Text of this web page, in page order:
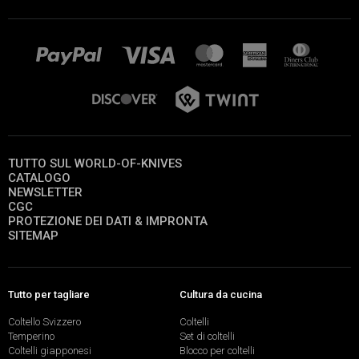
TUTTO SUL WORLD-OF-KNIVES
CATALOGO
NEWSLETTER
CGC
PROTEZIONE DEI DATI & IMPRONTA
SITEMAP
Tutto per tagliare
Coltello Svizzero
Temperino
Coltelli giapponesi
Cultura da cucina
Coltelli
Set di coltelli
Blocco per coltelli